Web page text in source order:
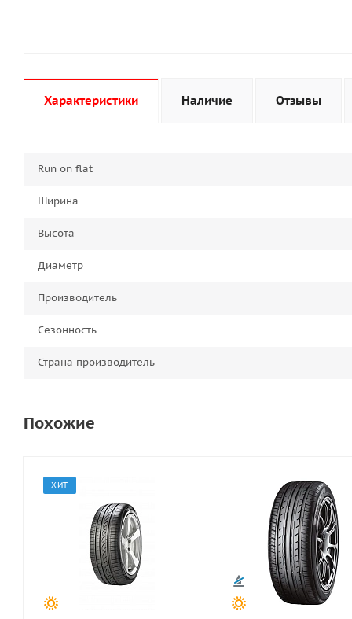
Характеристики Наличие Отзывы
Run on flat
Ширина
Высота
Диаметр
Производитель
Сезонность
Страна производитель
Похожие
ХИТ